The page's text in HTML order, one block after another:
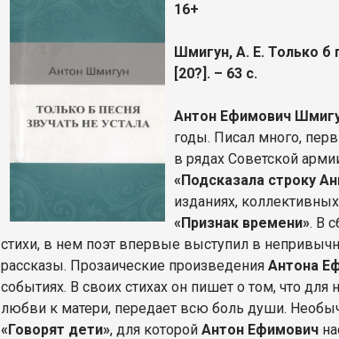
16+
Шмигун, А. Е. Только б
[20?]. – 63 с.
Антон Ефимович
годы. Писал много,
в рядах Советской
«Подсказала строку
изданиях,
«Признак времени». В
стихи, в нем поэт впервые выступил в
рассказы. Прозаические произведенияАнтона
событиях. В своих стихах он пишет о том, что
любви к матери, передает всю боль души.
«Говорят дети», для которойАнтон Ефимович